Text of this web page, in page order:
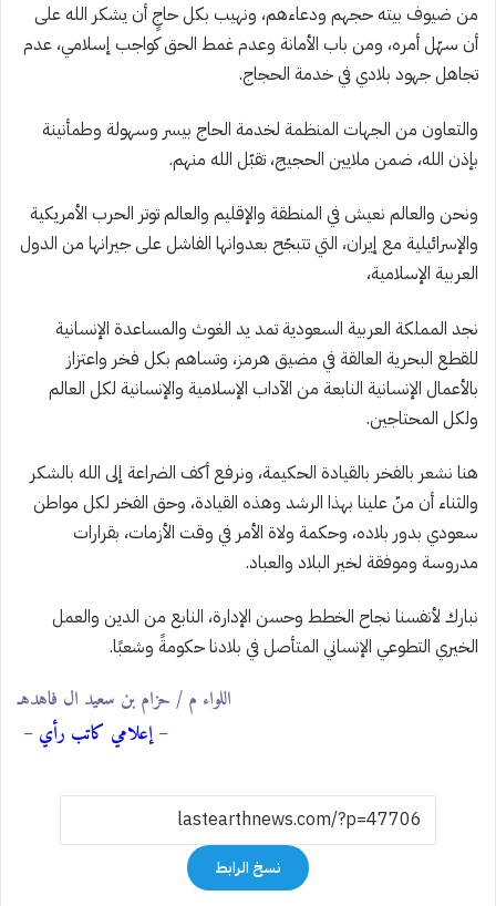
من ضيوف بيته حجهم ودعاءهم، ونهيب بكل حاجٍ أن يشكر الله على
أن سهّل أمره، ومن باب الأمانة وعدم غمط الحق كواجب إسلامي، عدم
تجاهل جهود بلادي في خدمة الحجاج.
والتعاون من الجهات المنظمة لخدمة الحاج بيسر وسهولة وطمأنينة
بإذن الله، ضمن ملايين الحجيج، تقبّل الله منهم.
ونحن والعالم نعيش في المنطقة والإقليم والعالم توتر الحرب الأمريكية
والإسرائيلية مع إيران، التي تتبجّح بعدوانها الفاشل على جيرانها من الدول
العربية الإسلامية،
نجد المملكة العربية السعودية تمد يد الغوث والمساعدة الإنسانية
للقطع البحرية العالقة في مضيق هرمز، وتساهم بكل فخر واعتزاز
بالأعمال الإنسانية النابعة من الآداب الإسلامية والإنسانية لكل العالم
ولكل المحتاجين.
هنا نشعر بالفخر بالقيادة الحكيمة، ونرفع أكف الضراعة إلى الله بالشكر
والثناء أن منّ علينا بهذا الرشد وهذه القيادة، وحق الفخر لكل مواطن
سعودي بدور بلاده، وحكمة ولاة الأمر في وقت الأزمات، بقرارات
مدروسة وموفقة لخير البلاد والعباد.
نبارك لأنفسنا نجاح الخطط وحسن الإدارة، النابع من الدين والعمل
الخيري التطوعي الإنساني المتأصل في بلادنا حكومةً وشعبًا.
اللواء م / حزام بن سعيد ال فاهدهـ
– إعلامي كاتب رأي –
نسخ الرابط